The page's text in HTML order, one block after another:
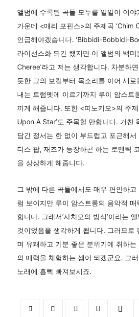
앨범에 수록된 곡들 모두를 일일이 이야
가운데 <매리 포핀스>의 주제곡 ‘Chim
언급해야겠습니다. ‘Bibbidi-Bobbidi-
라이선스화 되긴 했지만 이 앨범의 백미
Cheree’라고 저는 생각합니다. 차분하
듯한 그의 보컬부터 목소리를 이어 새로
내는 트럼펫에 이르기까지 루이 암스트
끼게 해줍니다. 또한 <피노키오>의 주
Upon A Star’도 주목할 만합니다. 거친
담긴 정서는 한 없이 부드럽고 포근해
디스 팝, 재즈가 등장하곤 하는 로맨틱
을 상상하게 해줍니다.
그 밖에 다른 곡들에서도 매우 편안하고
럼 보이지만 루이 암스트롱의 음악적
합니다. 그래서‘사치모의 방식’이라는
것이었음을 생각하게 됩니다. 그러므로
며 유쾌하고 기분 좋은 분위기에 취하
의 매력을 체험하는 셈이 되겠군요. 그러
노래에 흠뻑 빠져보시죠.